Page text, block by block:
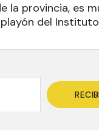
la provincia, es
del